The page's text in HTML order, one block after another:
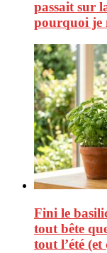
passait sur
pourquoi je
Fini le
tout bête
tout l’été